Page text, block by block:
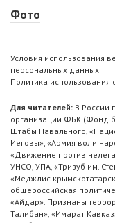
Фото
Условия использования
персональных данных
Политика использования
Для читателей: В России
организации ФБК (Фонд
Штабы Навального,
Иеговы», «Армия воли
«Движение против
УНСО, УПА, «Тризуб им.
«Меджлис
общероссийская
«Айдар». Признаны
Талибан», «Имарат